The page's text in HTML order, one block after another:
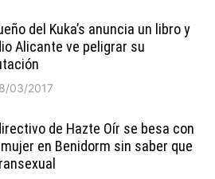
del Kuka’s anuncia un libro y
Alicante ve peligrar su
03/2017
de Hazte Oír se besa con
en Benidorm sin saber que